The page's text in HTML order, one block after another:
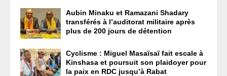
Aubin Minaku et Ramazani Shadary
transférés à l’auditorat militaire après
plus de 200 jours de détention
Cyclisme : Miguel Masaïsaï fait escale à
Kinshasa et poursuit son plaidoyer pour
la paix en RDC jusqu’à Rabat